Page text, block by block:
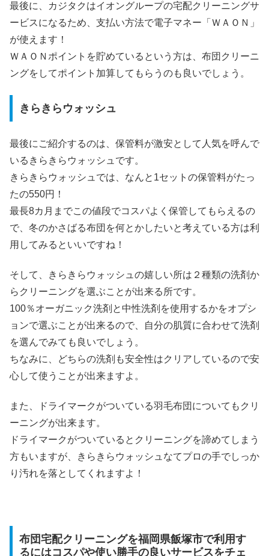
最後に、カジタクはイオングループの宅配クリーニングサ
ービスになるため、支払い方法で電子マネー「ＷＡＯＮ」
が使えます！
ＷＡＯＮポイントを貯めているという方は、布団クリーニ
ングをしてポイント加算してもらうのも良いでしょう。
きらきらウォッシュ
最後にご紹介するのは、保管料が激安として人気を呼んで
いるきらきらウォッシュです。
きらきらウォッシュでは、なんと1セットの保管料がたっ
たの550円！
最長8カ月までこの値段でコスパよく保管してもらえるの
で、冬のかさばる布団を何とかしたいと考えている方は利
用してみるといいですね！
そして、きらきらウォッシュの嬉しい所は２種類の洗剤か
らクリーニングを選ぶことが出来る所です。
100％オーガニック洗剤と中性洗剤を使用するかをオプシ
ョンで選ぶことが出来るので、自分の肌質に合わせて洗剤
を選んでみても良いでしょう。
ちなみに、どちらの洗剤も安全性はクリアしているので安
心して使うことが出来ますよ。
また、ドライマークがついている羽毛布団についてもクリ
ーニングが出来ます。
ドライマークがついているとクリーニングを諦めてしまう
方もいますが、きらきらウォッシュなてプロの手でしっか
り汚れを落としてくれますよ！
布団宅配クリーニングを福岡県飯塚市で利用す
るにはコスパや使い勝手の良いサービスをチェ